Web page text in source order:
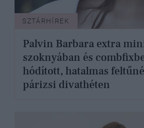
SZTÁRHÍREK
Palvin Barbara extra
szoknyában és
hódított, hatalmas
párizsi divathéten